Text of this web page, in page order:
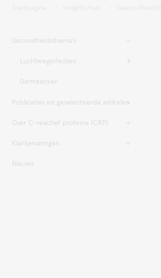
Gezondheidsthema’s
Luchtweginfecties
Darmkanker
Publicaties en geselecteerde artikelen
Over C-reactief proteïne (CRP)
Klantervaringen
Nieuws